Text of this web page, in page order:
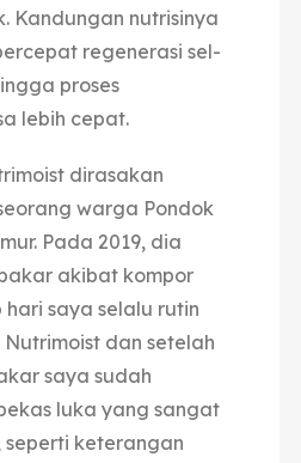
Kandungan nutrisinya
regenerasi sel-
proses
lebih cepat.
dirasakan
warga Pondok
Pada 2019, dia
akibat kompor
hari saya selalu rutin
dan setelah
saya sudah
luka yang sangat
seperti keterangan